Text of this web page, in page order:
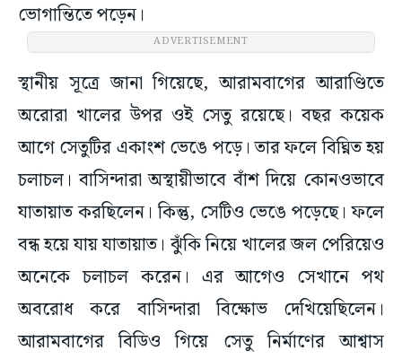
ভোগান্তিতে পড়েন।
ADVERTISEMENT
স্থানীয় সূত্রে জানা গিয়েছে, আরামবাগের আরাণ্ডিতে
অরোরা খালের উপর ওই সেতু রয়েছে। বছর কয়েক
আগে সেতুটির একাংশ ভেঙে পড়ে। তার ফলে বিঘ্নিত হয়
চলাচল। বাসিন্দারা অস্থায়ীভাবে বাঁশ দিয়ে কোনওভাবে
যাতায়াত করছিলেন। কিন্তু, সেটিও ভেঙে পড়েছে। ফলে
বন্ধ হয়ে যায় যাতায়াত। ঝুঁকি নিয়ে খালের জল পেরিয়েও
অনেকে চলাচল করেন। এর আগেও সেখানে পথ
অবরোধ করে বাসিন্দারা বিক্ষোভ দেখিয়েছিলেন।
আরামবাগের বিডিও গিয়ে সেতু নির্মাণের আশ্বাস